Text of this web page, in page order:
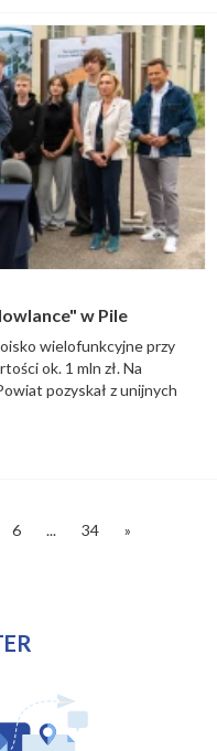
w Pile
wielofunkcyjne przy
ok. 1 mln zł. Na
pozyskał z unijnych
6 ... 34 »